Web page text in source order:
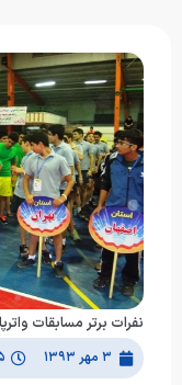
نفرات برتر مسابقات
۳ مهر ۱۳۹۳